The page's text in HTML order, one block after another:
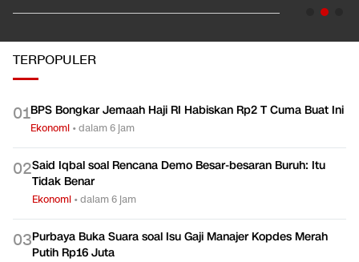
TERPOPULER
01BPS Bongkar Jemaah Haji RI Habiskan Rp2 T Cuma Buat Ini
Ekonomi •dalam 6 jam
02Said Iqbal soal Rencana Demo Besar-besaran Buruh: Itu
Tidak Benar
Ekonomi •dalam 6 jam
03Purbaya Buka Suara soal Isu Gaji Manajer Kopdes Merah
Putih Rp16 Juta